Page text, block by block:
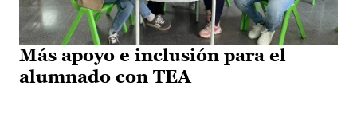
Más apoyo e inclusión para el
alumnado con TEA